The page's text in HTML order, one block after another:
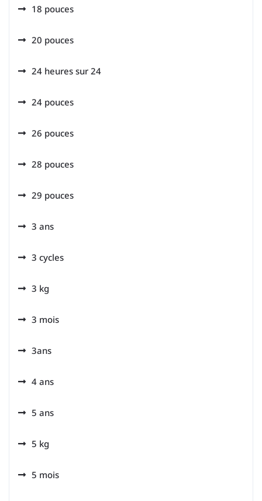
18 pouces
20 pouces
24 heures sur 24
24 pouces
26 pouces
28 pouces
29 pouces
3 ans
3 cycles
3 kg
3 mois
3ans
4 ans
5 ans
5 kg
5 mois